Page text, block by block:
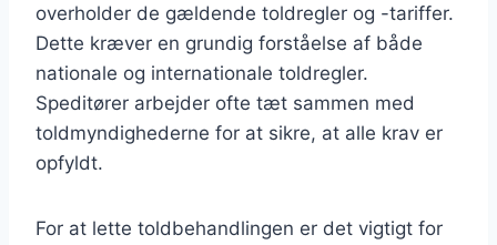
overholder de gældende toldregler og -tariffer.
Dette kræver en grundig forståelse af både
nationale og internationale toldregler.
Speditører arbejder ofte tæt sammen med
toldmyndighederne for at sikre, at alle krav er
opfyldt.
For at lette toldbehandlingen er det vigtigt for